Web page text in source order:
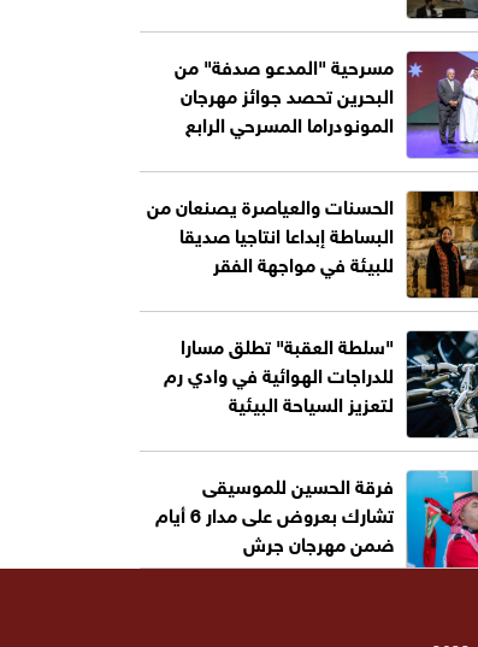
مسرحية "المدعو صدفة" من
البحرين تحصد جوائز مهرجان
المونودراما المسرحي الرابع
الحسنات والعياصرة يصنعان من
البساطة إبداعا انتاجيا صديقا
للبيئة في مواجهة الفقر
"سلطة العقبة" تطلق مسارا
للدراجات الهوائية في وادي رم
لتعزيز السياحة البيئية
فرقة الحسين للموسيقى
تشارك بعروض على مدار 6 أيام
ضمن مهرجان جرش